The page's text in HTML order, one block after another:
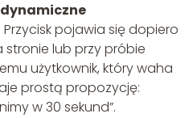
dynamiczne
. Przycisk pojawia się dopiero
lub przy próbie
użytkownik, który waha
prostą propozycję:
w 30 sekund”.